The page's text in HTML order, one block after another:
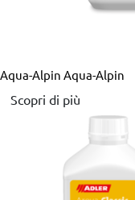
Aqua-Alpin Aqua-Alpin
Scopri di più